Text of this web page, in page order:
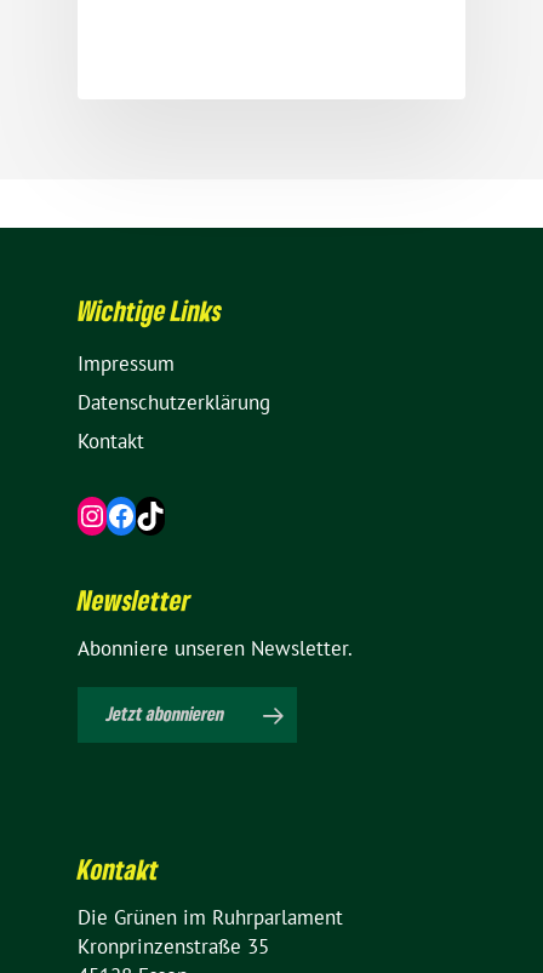
Wich­tige Links
Impressum
Daten­schutz­er­klä­rung
Kontakt
Instagram
Facebook
TikTok
News­letter
Abon­niere unseren Newsletter.
Jetzt abon­nieren
Kontakt
Die Grünen im Ruhrparlament
Kron­prin­zen­straße 35